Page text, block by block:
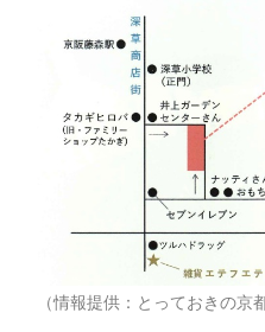
（情報提供：とっておきの京